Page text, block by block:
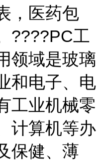
，医药包
????PC工
领域是玻璃
和电子、电
工业机械零
计算机等办
保健、薄